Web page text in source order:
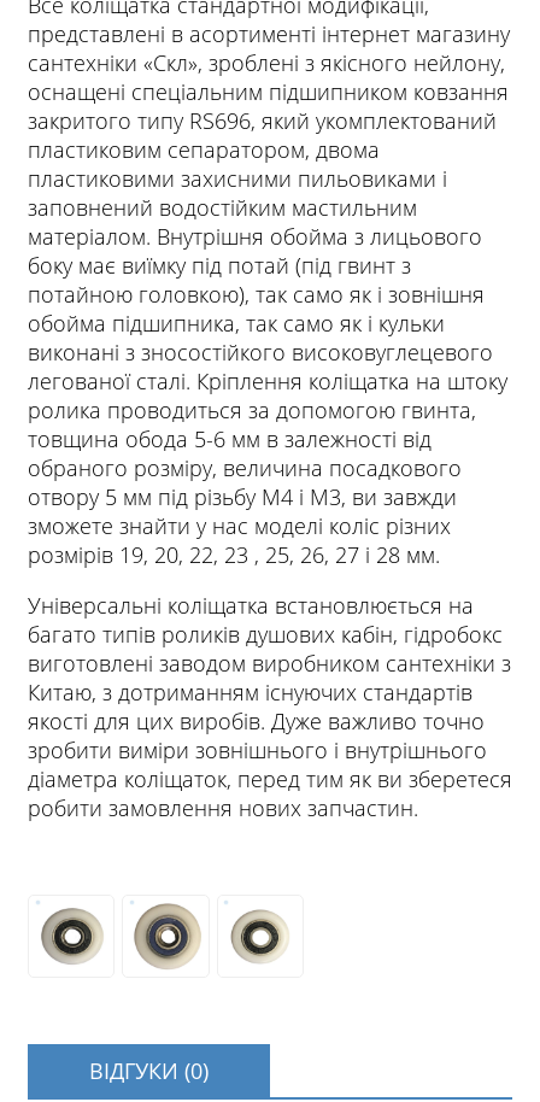
представлені в асортименті інтернет магазину
сантехніки «Скл», зроблені з якісного нейлону,
оснащені спеціальним підшипником ковзання
закритого типу RS696, який укомплектований
пластиковим сепаратором, двома
пластиковими захисними пильовиками і
заповнений водостійким мастильним
матеріалом. Внутрішня обойма з лицьового
боку має виїмку під потай (під гвинт з
потайною головкою), так само як і зовнішня
обойма підшипника, так само як і кульки
виконані з зносостійкого високовуглецевого
легованої сталі. Кріплення коліщатка на штоку
ролика проводиться за допомогою гвинта,
товщина обода 5-6 мм в залежності від
обраного розміру, величина посадкового
отвору 5 мм під різьбу М4 і М3, ви завжди
зможете знайти у нас моделі коліс різних
розмірів 19, 20, 22, 23 , 25, 26, 27 і 28 мм.
Універсальні коліщатка встановлюється на
багато типів роликів душових кабін, гідробокс
виготовлені заводом виробником сантехніки з
Китаю, з дотриманням існуючих стандартів
якості для цих виробів. Дуже важливо точно
зробити виміри зовнішнього і внутрішнього
діаметра коліщаток, перед тим як ви зберетеся
робити замовлення нових запчастин.
ВІДГУКИ (0)